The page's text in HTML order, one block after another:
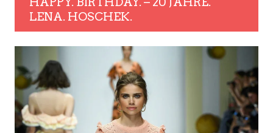
LENA. HOSCHEK.